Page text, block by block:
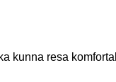
kunna resa